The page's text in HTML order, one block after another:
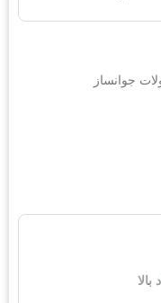
جوانساز